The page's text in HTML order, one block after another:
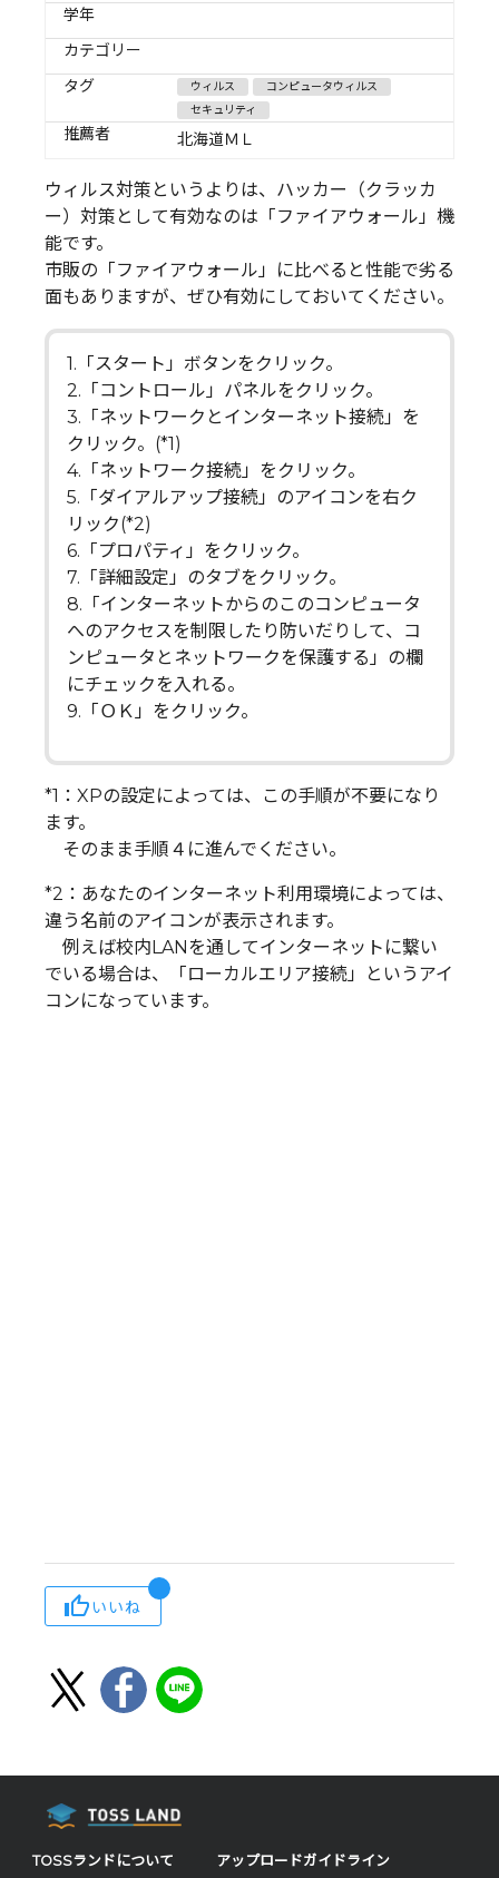
学年
カテゴリー
タグ
ウィルス
コンピュータウィルス
セキュリティ
推薦者 北海道ＭＬ
ウィルス対策というよりは、ハッカー（クラッカ
ー）対策として有効なのは「ファイアウォール」機
能です。
市販の「ファイアウォール」に比べると性能で劣る
面もありますが、ぜひ有効にしておいてください。
1.「スタート」ボタンをクリック。
2.「コントロール」パネルをクリック。
3.「ネットワークとインターネット接続」を
クリック。(*1)
4.「ネットワーク接続」をクリック。
5.「ダイアルアップ接続」のアイコンを右ク
リック(*2)
6.「プロパティ」をクリック。
7.「詳細設定」のタブをクリック。
8.「インターネットからのこのコンピュータ
へのアクセスを制限したり防いだりして、コ
ンピュータとネットワークを保護する」の欄
にチェックを入れる。
9.「ＯＫ」をクリック。
*1：XPの設定によっては、この手順が不要になり
ます。
そのまま手順４に進んでください。
*2：あなたのインターネット利用環境によっては、
違う名前のアイコンが表示されます。
例えば校内LANを通してインターネットに繋い
でいる場合は、「ローカルエリア接続」というアイ
コンになっています。
いいね
TOSSランドについて アップロードガイドライン